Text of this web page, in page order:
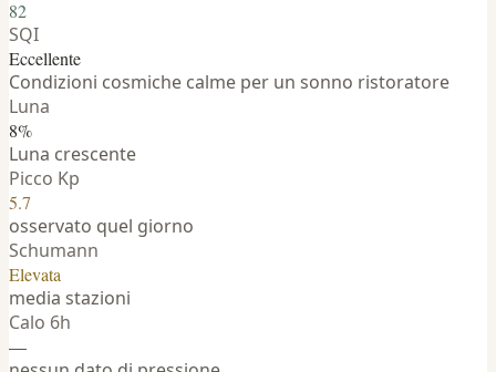
82
SQI
Eccellente
Condizioni cosmiche calme per un sonno ristoratore
Luna
8%
Luna crescente
Picco Kp
5.7
osservato quel giorno
Schumann
Elevata
media stazioni
Calo 6h
—